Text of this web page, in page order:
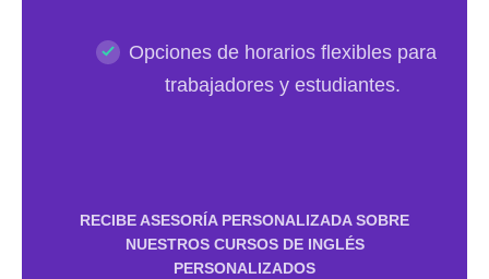
Opciones de horarios flexibles para
trabajadores y estudiantes.
RECIBE ASESORÍA PERSONALIZADA SOBRE
NUESTROS CURSOS DE INGLÉS
PERSONALIZADOS